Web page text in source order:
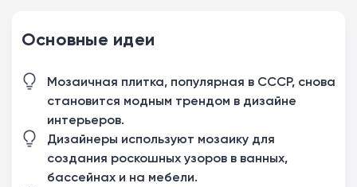
Основные идеи
Мозаичная плитка, популярная в СССР, снова
становится модным трендом в дизайне
интерьеров.
Дизайнеры используют мозаику для
создания роскошных узоров в ванных,
бассейнах и на мебели.